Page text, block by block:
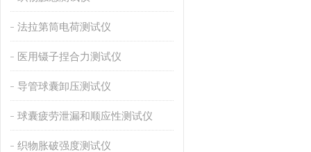
法拉第筒电荷测试仪
医用镊子捏合力测试仪
导管球囊卸压测试仪
球囊疲劳泄漏和顺应性测试仪
织物胀破强度测试仪